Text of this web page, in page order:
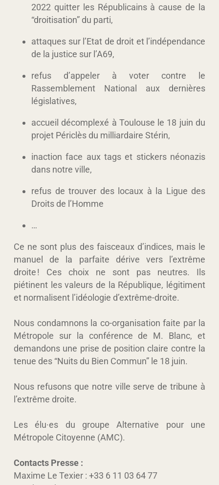
2022 quitter les Républicains à cause de la
“droitisation” du parti,
attaques sur l’Etat de droit et l’indépendance
de la justice sur l’A69,
refus d’appeler à voter contre le
Rassemblement National aux dernières
législatives,
accueil décomplexé à Toulouse le 18 juin du
projet Périclès du milliardaire Stérin,
inaction face aux tags et stickers néonazis
dans notre ville,
refus de trouver des locaux à la Ligue des
Droits de l’Homme
…
Ce ne sont plus des faisceaux d’indices, mais le
manuel de la parfaite dérive vers l’extrême
droite ! Ces choix ne sont pas neutres. Ils
piétinent les valeurs de la République, légitiment
et normalisent l’idéologie d’extrême-droite.
Nous condamnons la co-organisation faite par la
Métropole sur la conférence de M. Blanc, et
demandons une prise de position claire contre la
tenue des “Nuits du Bien Commun” le 18 juin.
Nous refusons que notre ville serve de tribune à
l’extrême droite.
Les élu·es du groupe Alternative pour une
Métropole Citoyenne (AMC).
Contacts Presse :
Maxime Le Texier : +33 6 11 03 64 77